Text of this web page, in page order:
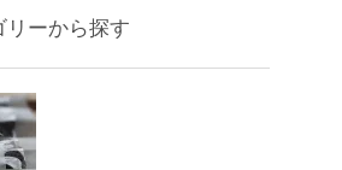
リーから探す